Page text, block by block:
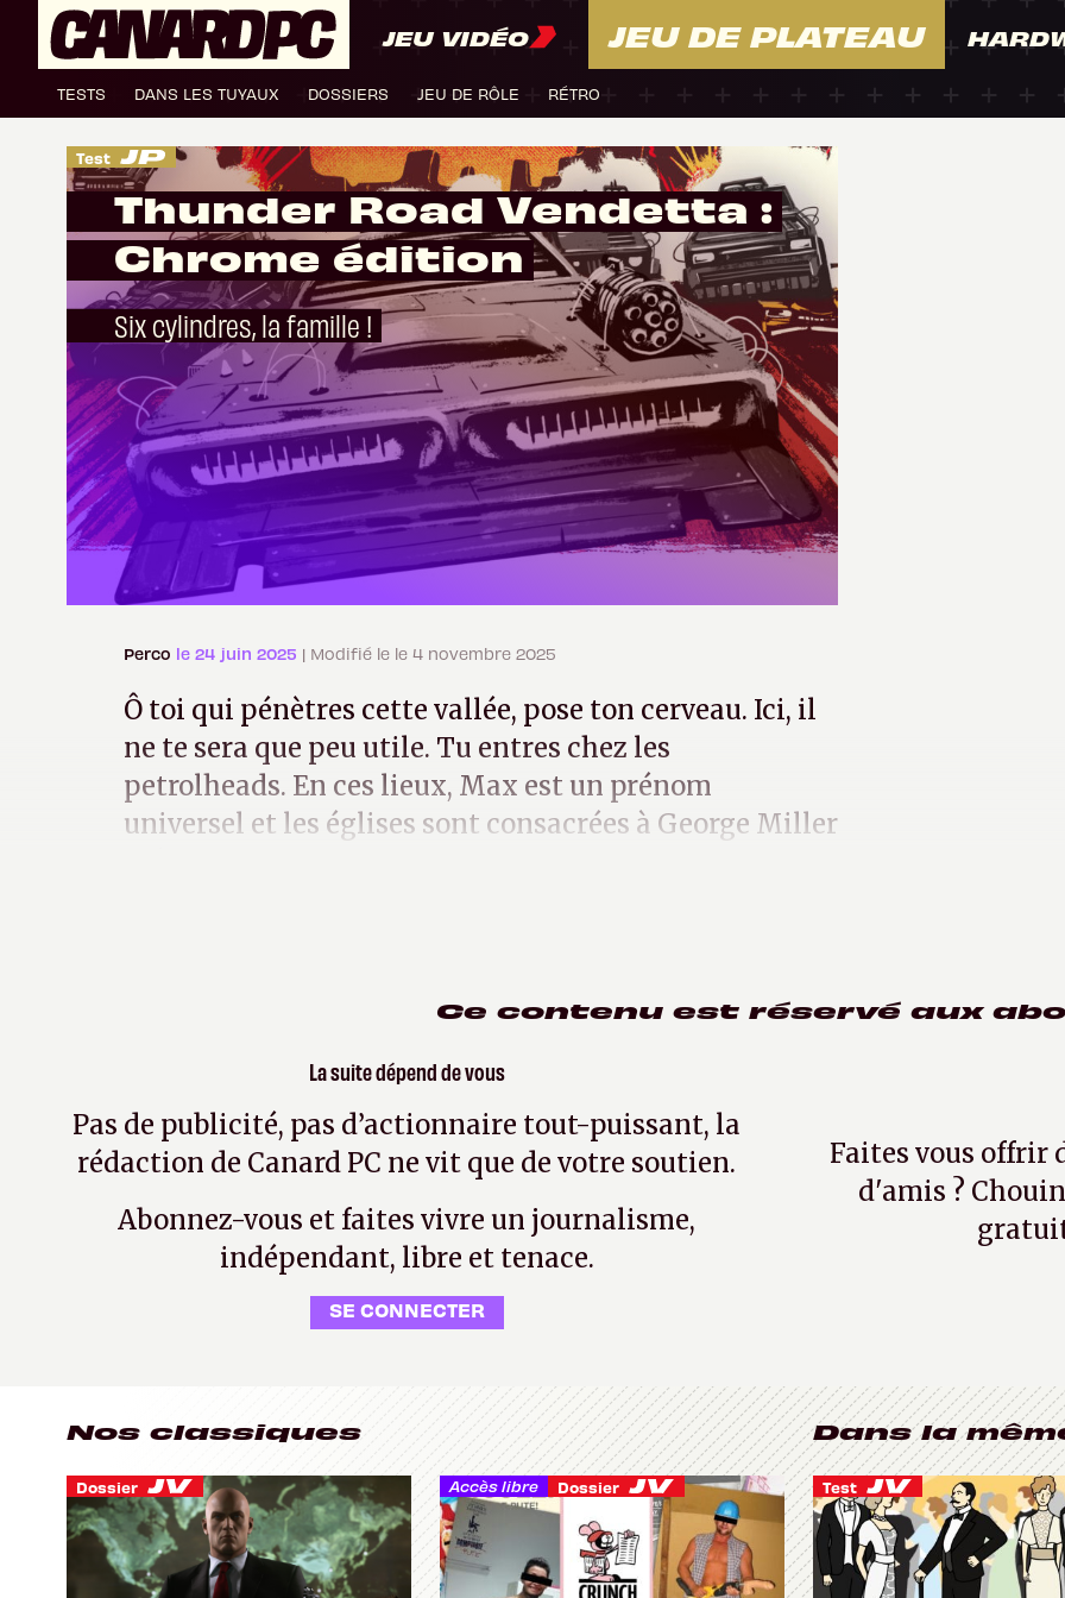
JEU VIDÉO JEU DE PLATEAU
TESTS DANS LES TUYAUX DOSSIERS JEU DE RÔLE RÉTRO
Test
Thunder Road Vendetta :
Chrome édition
Six cylindres, la famille !
Perco le 24 juin 2025 | Modifié le le 4 novembre 2025
Ô toi qui pénètres cette vallée, pose ton cerveau. Ici, il
ne te sera que peu utile. Tu entres chez les
petrolheads. En ces lieux, Max est un prénom
universel et les églises sont consacrées à George Miller
Ce contenu est réservé aux
La suite dépend de vous
Pas de publicité, pas d’actionnaire tout-puissant, la
rédaction de Canard PC ne vit que de votre soutien.
Abonnez-vous et faites vivre un journalisme,
indépendant, libre et tenace.
SE CONNECTER
Faites vous offrir
d'amis ?
Nos classiques
Dossier Accès libre Dossier
Dans la
Test